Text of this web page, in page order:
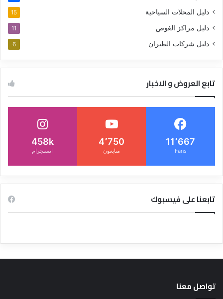
دليل المحلات السياحية 15
دليل مراكز الغوص 11
دليل شركات الطيران 6
تابع العروض و الاخبار
11٬667
Fans
4٬750
متابعون
458k
انستجرام
تابعنا على فيسبوك
تواصل معنا